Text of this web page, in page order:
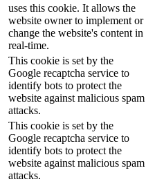
uses this cookie. It allows the
website owner to implement or
change the website's content in
real-time.
This cookie is set by the
Google recaptcha service to
identify bots to protect the
website against malicious spam
attacks.
This cookie is set by the
Google recaptcha service to
identify bots to protect the
website against malicious spam
attacks.